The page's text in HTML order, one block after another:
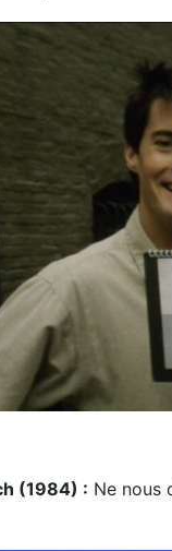
(1984) : Ne nous